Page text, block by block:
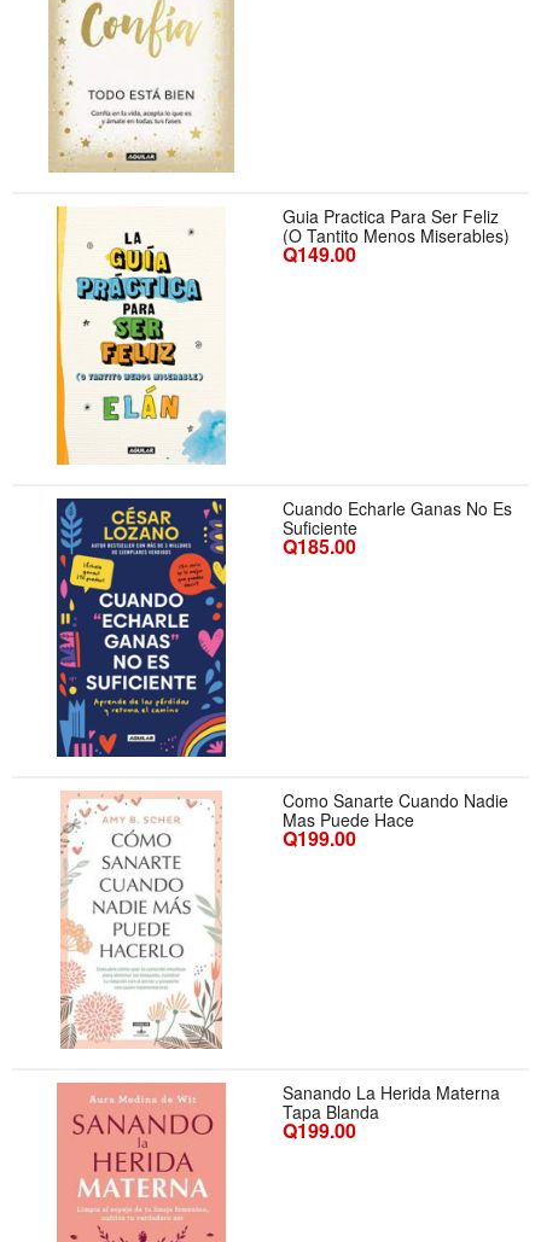
Guia Practica Para Ser Feliz
(O Tantito Menos Miserables)
Q149.00
Cuando Echarle Ganas No Es
Suficiente
Q185.00
Como Sanarte Cuando Nadie
Mas Puede Hace
Q199.00
Sanando La Herida Materna
Tapa Blanda
Q199.00